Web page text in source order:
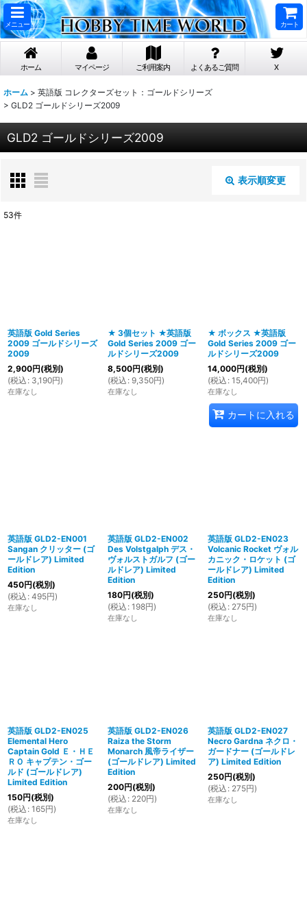
メニュー カート
ホーム マイページ ご利用案内 よくあるご質問 X
ホーム > 英語版 コレクターズセット：ゴールドシリーズ
> GLD2 ゴールドシリーズ2009
GLD2 ゴールドシリーズ2009
表示順変更
絞り込む
53件
英語版 Gold Series
2009 ゴールドシリーズ
2009
2,900円(税別)
(税込 : 3,190円)
在庫なし
★ 3個セット ★英語版
Gold Series 2009 ゴー
ルドシリーズ2009
8,500円(税別)
(税込 : 9,350円)
在庫なし
★ ボックス ★英語版
Gold Series 2009 ゴー
ルドシリーズ2009
14,000円(税別)
(税込 : 15,400円)
在庫なし
カートに入れる
英語版 GLD2-EN001
Sangan クリッター (ゴ
ールドレア) Limited
Edition
450円(税別)
(税込 : 495円)
在庫なし
英語版 GLD2-EN002
Des Volstgalph デス・
ヴォルストガルフ (ゴー
ルドレア) Limited
Edition
180円(税別)
(税込 : 198円)
在庫なし
英語版 GLD2-EN023
Volcanic Rocket ヴォル
カニック・ロケット (ゴ
ールドレア) Limited
Edition
250円(税別)
(税込 : 275円)
在庫なし
英語版 GLD2-EN025
Elemental Hero
Captain Gold Ｅ・ＨＥ
ＲＯ キャプテン・ゴー
ルド (ゴールドレア)
Limited Edition
150円(税別)
(税込 : 165円)
在庫なし
英語版 GLD2-EN026
Raiza the Storm
Monarch 風帝ライザー
(ゴールドレア) Limited
Edition
200円(税別)
(税込 : 220円)
在庫なし
英語版 GLD2-EN027
Necro Gardna ネクロ・
ガードナー (ゴールドレ
ア) Limited Edition
250円(税別)
(税込 : 275円)
在庫なし